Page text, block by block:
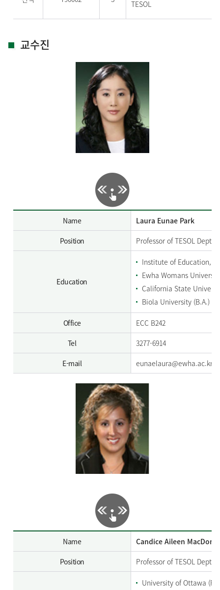
TESOL
교수진
Name Laura Eunae Park
Position Professor of TESOL Dept.
Education
Institute of Education,
Ewha Womans
California State
Biola University (B.A.)
Office ECC B242
Tel 3277-6914
E-mail eunaelaura@ewha.ac.kr
Name Candice Aileen
Position Professor of TESOL Dept.
University of Ottawa